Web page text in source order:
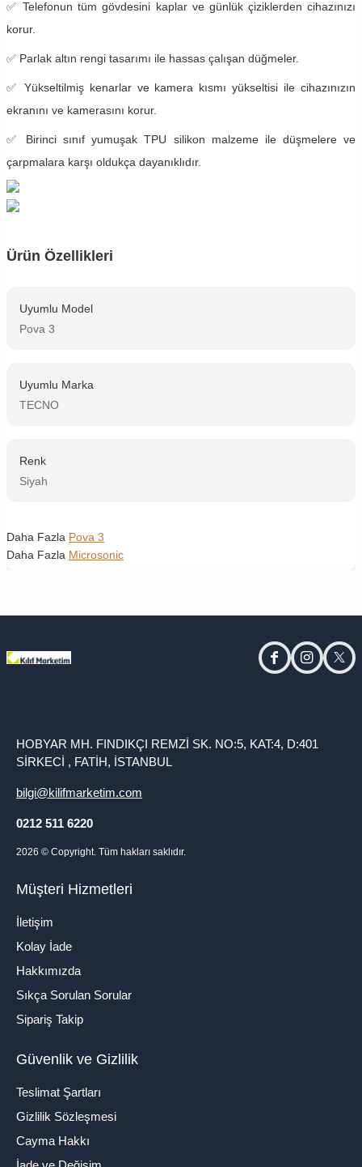
✅Telefonun tüm gövdesini kaplar ve günlük çiziklerden cihazınızı
korur.
✅ Parlak altın rengi tasarımı ile hassas çalışan düğmeler.
✅ Yükseltilmiş kenarlar ve kamera kısmı yükseltisi ile cihazınızın
ekranını ve kamerasını korur.
✅ Birinci sınıf yumuşak TPU silikon malzeme ile düşmelere ve
çarpmalara karşı oldukça dayanıklıdır.
Ürün Özellikleri
Uyumlu Model
Pova 3
Uyumlu Marka
TECNO
Renk
Siyah
Daha Fazla Pova 3
Daha Fazla Microsonic
facebookinstagram
HOBYAR MH. FINDIKÇI REMZİ SK. NO:5, KAT:4, D:401
SİRKECİ , FATİH, İSTANBUL
bilgi@kilifmarketim.com
0212 511 6220
2026 © Copyright. Tüm hakları saklıdır.
Müşteri Hizmetleri
İletişim
Kolay İade
Hakkımızda
Sıkça Sorulan Sorular
Sipariş Takip
Güvenlik ve Gizlilik
Teslimat Şartları
Gizlilik Sözleşmesi
Cayma Hakkı